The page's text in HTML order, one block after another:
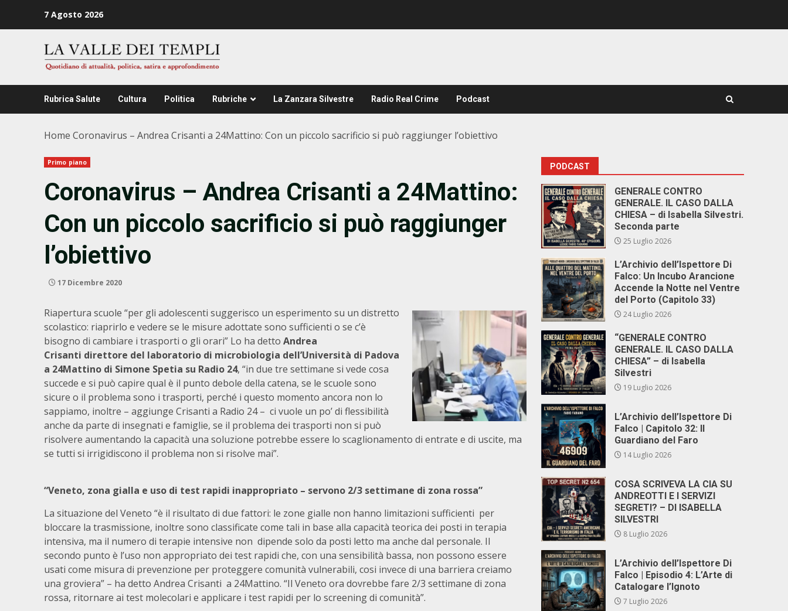
7 Agosto 2026
Rubrica Salute Cultura Politica Rubriche La Zanzara Silvestre Radio Real Crime Podcast
Home Coronavirus – Andrea Crisanti a 24Mattino: Con un piccolo sacrificio si può raggiunger l’obiettivo
Primo piano
Coronavirus – Andrea Crisanti a 24Mattino:
Con un piccolo sacrificio si può raggiunger
l’obiettivo
17 Dicembre 2020
Riapertura scuole “per gli adolescenti suggerisco un esperimento su un distretto
scolastico: riaprirlo e vedere se le misure adottate sono sufficienti o se c’è
bisogno di cambiare i trasporti o gli orari” Lo ha detto Andrea
Crisanti direttore del laboratorio di microbiologia dell’Università di Padova
a 24Mattino di Simone Spetia su Radio 24, “in due tre settimane si vede cosa
succede e si può capire qual è il punto debole della catena, se le scuole sono
sicure o il problema sono i trasporti, perché i questo momento ancora non lo
sappiamo, inoltre – aggiunge Crisanti a Radio 24 – ci vuole un po’ di flessibilità
anche da parte di insegnati e famiglie, se il problema dei trasporti non si può
risolvere aumentando la capacità una soluzione potrebbe essere lo scaglionamento di entrate e di uscite, ma
se tutti si irrigidiscono il problema non si risolve mai”.
“Veneto, zona gialla e uso di test rapidi inappropriato – servono 2/3 settimane di zona rossa”
La situazione del Veneto “è il risultato di due fattori: le zone gialle non hanno limitazioni sufficienti per
bloccare la trasmissione, inoltre sono classificate come tali in base alla capacità teorica dei posti in terapia
intensiva, ma il numero di terapie intensive non dipende solo da posti letto ma anche dal personale. Il
secondo punto è l’uso non appropriato dei test rapidi che, con una sensibilità bassa, non possono essere
usati come misura di prevenzione per proteggere comunità vulnerabili, cosi invece di una barriera creiamo
una groviera” – ha detto Andrea Crisanti a 24Mattino. “Il Veneto ora dovrebbe fare 2/3 settimane di zona
rossa, ritornare ai test molecolari e applicare i test rapidi per lo screening di comunità”.
PODCAST
GENERALE CONTRO
GENERALE. IL CASO DALLA
CHIESA – di Isabella Silvestri.
Seconda parte
25 Luglio 2026
L’Archivio dell’Ispettore Di
Falco: Un Incubo Arancione
Accende la Notte nel Ventre
del Porto (Capitolo 33)
24 Luglio 2026
“GENERALE CONTRO
GENERALE. IL CASO DALLA
CHIESA” – di Isabella
Silvestri
19 Luglio 2026
L’Archivio dell’Ispettore Di
Falco | Capitolo 32: Il
Guardiano del Faro
14 Luglio 2026
COSA SCRIVEVA LA CIA SU
ANDREOTTI E I SERVIZI
SEGRETI? – DI ISABELLA
SILVESTRI
8 Luglio 2026
L’Archivio dell’Ispettore Di
Falco | Episodio 4: L’Arte di
Catalogare l’Ignoto
7 Luglio 2026